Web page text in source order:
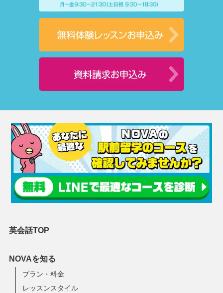
英会話TOP
NOVAを知る
プラン・料金
レッスンスタイル